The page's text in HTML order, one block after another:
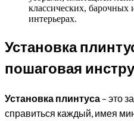
классических, барочных
интерьерах.
Установка
пошаговая
Установка плинтуса – это
справиться каждый, имея